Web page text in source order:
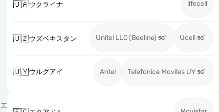
🇺🇦ウクライナ lifecell
🇺🇿ウズベキスタン Unitel LLC (Beeline) Ucell
🇺🇾ウルグアイ Antel Telefonica Moviles UY
エ